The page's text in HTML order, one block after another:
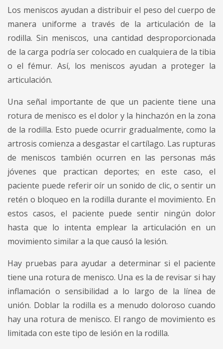
Los meniscos ayudan a distribuir el peso del cuerpo de
manera uniforme a través de la articulación de la
rodilla. Sin meniscos, una cantidad desproporcionada
de la carga podría ser colocado en cualquiera de la tibia
o el fémur. Así, los meniscos ayudan a proteger la
articulación.
Una señal importante de que un paciente tiene una
rotura de menisco es el dolor y la hinchazón en la zona
de la rodilla. Esto puede ocurrir gradualmente, como la
artrosis comienza a desgastar el cartílago. Las rupturas
de meniscos también ocurren en las personas más
jóvenes que practican deportes; en este caso, el
paciente puede referir oír un sonido de clic, o sentir un
retén o bloqueo en la rodilla durante el movimiento. En
estos casos, el paciente puede sentir ningún dolor
hasta que lo intenta emplear la articulación en un
movimiento similar a la que causó la lesión.
Hay pruebas para ayudar a determinar si el paciente
tiene una rotura de menisco. Una es la de revisar si hay
inflamación o sensibilidad a lo largo de la línea de
unión. Doblar la rodilla es a menudo doloroso cuando
hay una rotura de menisco. El rango de movimiento es
limitada con este tipo de lesión en la rodilla.